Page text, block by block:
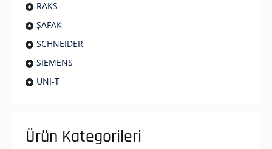
RAKS
ŞAFAK
SCHNEIDER
SIEMENS
UNI-T
Ürün Kategorileri